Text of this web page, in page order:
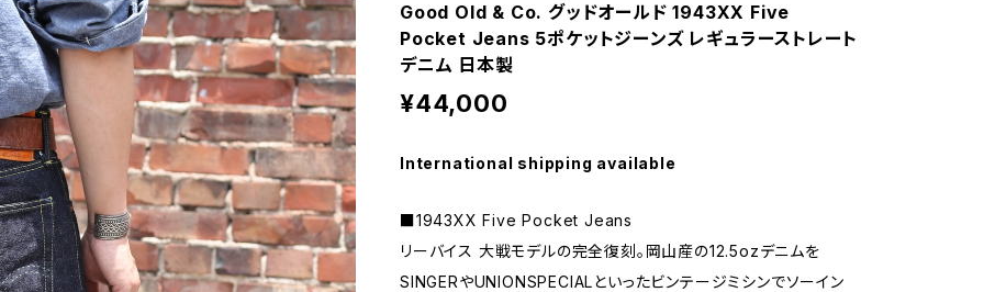
Good Old & Co. グッドオールド 1943XX Five
Pocket Jeans 5ポケットジーンズ レギュラーストレート
デニム 日本製
¥44,000
International shipping available
■1943XX Five Pocket Jeans
リーバイス 大戦モデルの完全復刻。岡山産の12.5ozデニムを
SINGERやUNIONSPECIALといったビンテージミシンでソーイン